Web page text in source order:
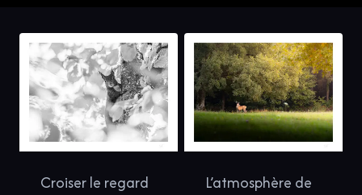
Croiser le regard
L’atmosphère de